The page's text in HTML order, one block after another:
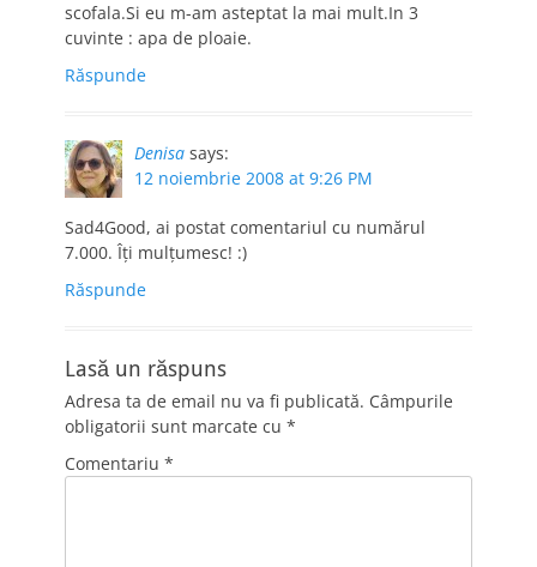
scofala.Si eu m-am asteptat la mai mult.In 3
cuvinte : apa de ploaie.
Răspunde
Denisa says:
12 noiembrie 2008 at 9:26 PM
Sad4Good, ai postat comentariul cu numărul
7.000. Îţi mulţumesc! :)
Răspunde
Lasă un răspuns
Adresa ta de email nu va fi publicată. Câmpurile
obligatorii sunt marcate cu *
Comentariu *